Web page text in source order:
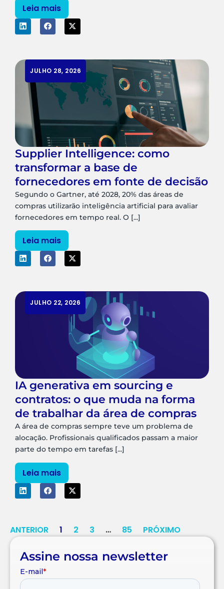
Leia mais
JULHO 28, 2026
Supplier Intelligence: como
transformar a base de
fornecedores em fonte de decisão
Segundo o Gartner, até 2028, 20% das áreas de
compras utilizarão inteligência artificial para avaliar
fornecedores em tempo real. O [...]
Leia mais
JULHO 22, 2026
IA generativa em sourcing e
contratos: o que muda na forma
de trabalhar da área de compras
A área de compras sempre teve um problema de
alocação. Profissionais qualificados passam a maior
parte do tempo em tarefas [...]
Leia mais
ANTERIOR 1 2 3 … 85 PRÓXIMO
Assine nossa newsletter